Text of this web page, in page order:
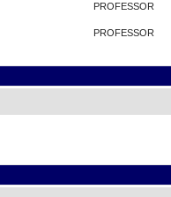
PROFESSOR
PROFESSOR